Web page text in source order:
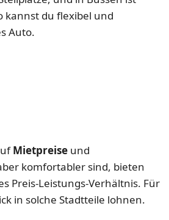
kannst du flexibel und
Auto.
Mietpreise und
komfortabler sind, bieten
Preis-Leistungs-Verhältnis. Für
in solche Stadtteile lohnen.